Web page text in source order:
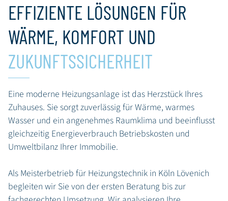
EFFIZIENTE LÖSUNGEN FÜR
WÄRME, KOMFORT UND
ZUKUNFTSSICHERHEIT
Eine moderne Heizungsanlage ist das Herzstück Ihres
Zuhauses. Sie sorgt zuverlässig für Wärme, warmes
Wasser und ein angenehmes Raumklima und beeinflusst
gleichzeitig Energieverbrauch Betriebskosten und
Umweltbilanz Ihrer Immobilie.
Als Meisterbetrieb für Heizungstechnik in Köln Lövenich
begleiten wir Sie von der ersten Beratung bis zur